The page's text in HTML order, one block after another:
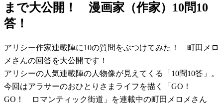
まで大公開！ 漫画家（作家）10問10
答！
アリシー作家連載陣に10の質問をぶつけてみた！ 町田メロ
メさんの回答を大公開です！
アリシーの人気連載陣の人物像が見えてくる「10問10答」。
今回はアラサーのおひとりさまライフを描く「GO！
GO！ ロマンティック街道」を連載中の町田メロメさん